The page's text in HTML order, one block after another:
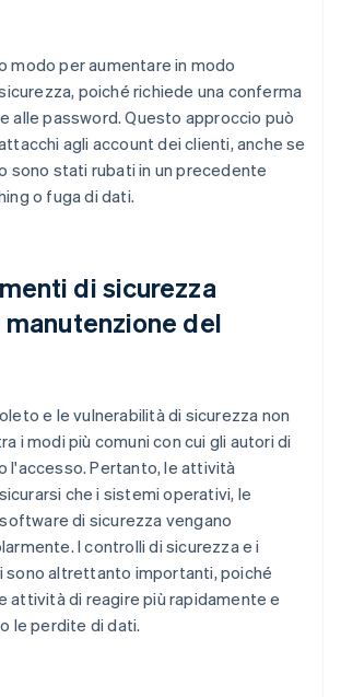
modo per aumentare in modo
poiché richiede una conferma
alle password. Questo approccio può
agli account dei clienti, anche se
sono stati rubati in un precedente
o fuga di dati.
di sicurezza
del
e le vulnerabilità di sicurezza non
i modi più comuni con cui gli autori di
l'accesso. Pertanto, le attività
che i sistemi operativi, le
di sicurezza vengano
I controlli di sicurezza e i
sono altrettanto importanti, poiché
attività di reagire più rapidamente e
le perdite di dati.